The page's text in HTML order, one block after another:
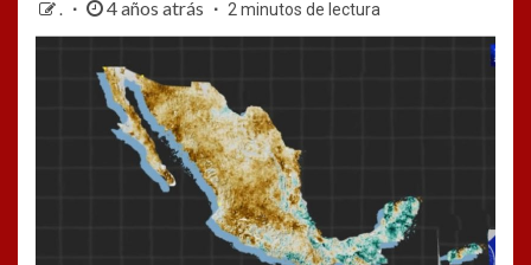
. 4 años atrás 2 minutos de lectura